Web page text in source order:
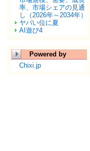
率、市場シェアの見通
し（2026年～2034年）
ヤバい位に夏
AI遊び4
Powered by
Chixi.jp